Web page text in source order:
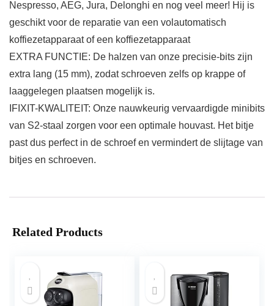
Nespresso, AEG, Jura, Delonghi en nog veel meer! Hij is
geschikt voor de reparatie van een volautomatisch
koffiezetapparaat of een koffiezetapparaat
EXTRA FUNCTIE: De halzen van onze precisie-bits zijn
extra lang (15 mm), zodat schroeven zelfs op krappe of
laaggelegen plaatsen mogelijk is.
IFIXIT-KWALITEIT: Onze nauwkeurig vervaardigde minibits
van S2-staal zorgen voor een optimale houvast. Het bitje
past dus perfect in de schroef en vermindert de slijtage van
bitjes en schroeven.
Related Products